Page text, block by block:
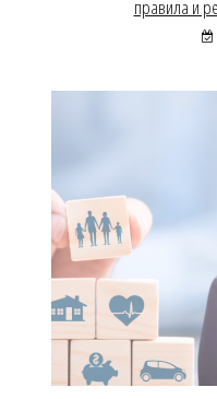
правила и